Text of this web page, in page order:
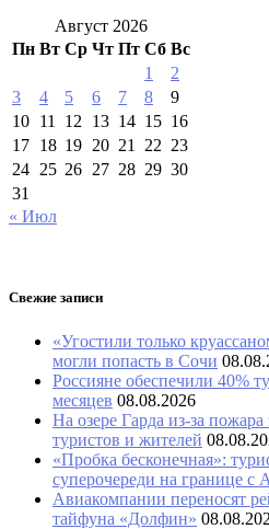
Август 2026
Пн Вт Ср Чт Пт Сб Вс
1
2
3
4 5 6 7 8
9
10 11 12 13 14 15 16
17 18 19 20 21 22 23
24 25 26 27 28 29 30
31
« Июл
Свежие записи
«Угостили только
могли попасть в Сочи
Россияне обеспечили 40%
месяцев 08.08.2026
На озере Гарда из-за
туристов и жителей
«Пробка бесконечная»:
суперочереди на границе с
Авиакомпании переносят
тайфуна «Долфин»